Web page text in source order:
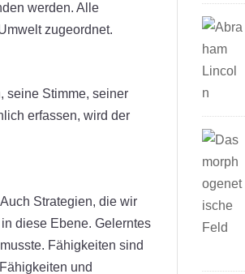
werden. Alle
zugeordnet.
seine Stimme, seiner
erfassen, wird der
Strategien, die wir
diese Ebene. Gelerntes
Fähigkeiten sind
und